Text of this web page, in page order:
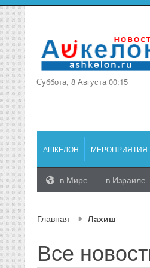
Суббота, 8 Августа 00:15
АШКЕЛОН МЕРОПРИЯТИЯ
в Мире в Израиле
Главная Лахиш
Все